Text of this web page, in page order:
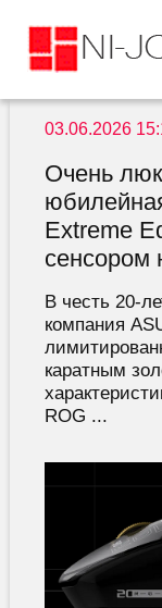
03.06.2026
Очень
Extreme
сенсором
В честь 20-
компания
каратным
ROG ...